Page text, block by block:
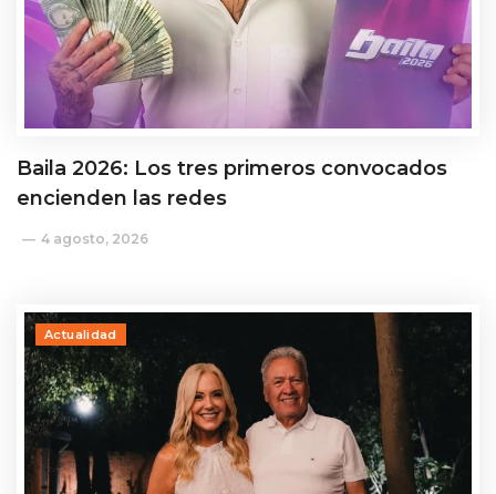
Baila 2026: Los tres primeros convocados
encienden las redes
4 agosto, 2026
Actualidad